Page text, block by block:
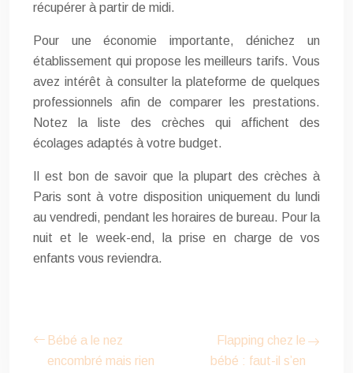
récupérer à partir de midi.
Pour une économie importante, dénichez un
établissement qui propose les meilleurs tarifs. Vous
avez intérêt à consulter la plateforme de quelques
professionnels afin de comparer les prestations.
Notez la liste des crèches qui affichent des
écolages adaptés à votre budget.
Il est bon de savoir que la plupart des crèches à
Paris sont à votre disposition uniquement du lundi
au vendredi, pendant les horaires de bureau. Pour la
nuit et le week-end, la prise en charge de vos
enfants vous reviendra.
Bébé a le nez
encombré mais rien
Flapping chez le
bébé : faut-il s’en